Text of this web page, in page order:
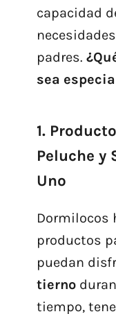
capacidad
padres.
sea
1.
Peluche y
Uno
Dormilocos
productos
puedan
tierno
tiempo,